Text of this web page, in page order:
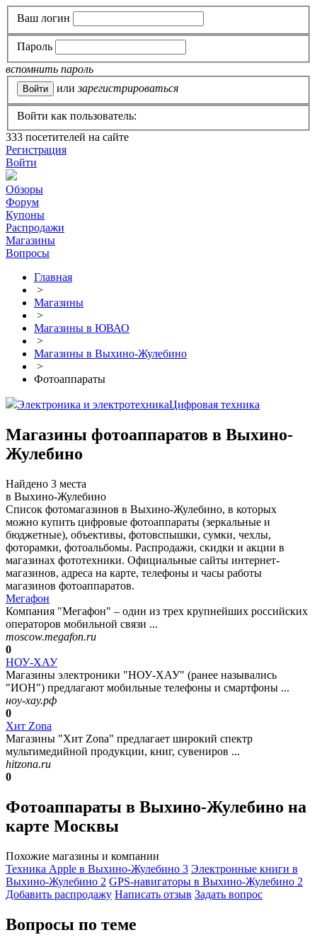
Ваш логин
Пароль
вспомнить пароль
или зарегистрироваться
Войти как пользователь:
333 посетителей на сайте
Регистрация
Войти
Обзоры
Форум
Купоны
Распродажи
Магазины
Вопросы
Главная
>
Магазины
>
Магазины в ЮВАО
>
Магазины в Выхино-Жулебино
>
Фотоаппараты
Электроника и электротехникаЦифровая техника
Магазины фотоаппаратов в Выхино-
Жулебино
Найдено 3 места
в Выхино-Жулебино
Список фотомагазинов в Выхино-Жулебино, в которых
можно купить цифровые фотоаппараты (зеркальные и
бюджетные), объективы, фотовспышки, сумки, чехлы,
фоторамки, фотоальбомы. Распродажи, скидки и акции в
магазинах фототехники. Официальные сайты интернет-
магазинов, адреса на карте, телефоны и часы работы
магазинов фотоаппаратов.
Мегафон
Компания "Мегафон" – один из трех крупнейших российских
операторов мобильной связи ...
moscow.megafon.ru
0
НОУ-ХАУ
Магазины электроники "НОУ-ХАУ" (ранее назывались
"ИОН") предлагают мобильные телефоны и смартфоны ...
ноу-хау.рф
0
Хит Zona
Магазины "Хит Zona" предлагает широкий спектр
мультимедийной продукции, книг, сувениров ...
hitzona.ru
0
Фотоаппараты в Выхино-Жулебино на
карте Москвы
Похожие магазины и компании
Техника Apple в Выхино-Жулебино 3 Электронные книги в
Выхино-Жулебино 2 GPS-навигаторы в Выхино-Жулебино 2
Добавить раcпродажу Написать отзыв Задать вопрос
Вопросы по теме